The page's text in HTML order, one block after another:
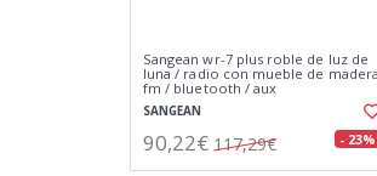
Sangean wr-7 plus roble de luz de
luna / radio con mueble de madera
fm / bluetooth / aux
SANGEAN
90,22€ 117,29€ - 23%